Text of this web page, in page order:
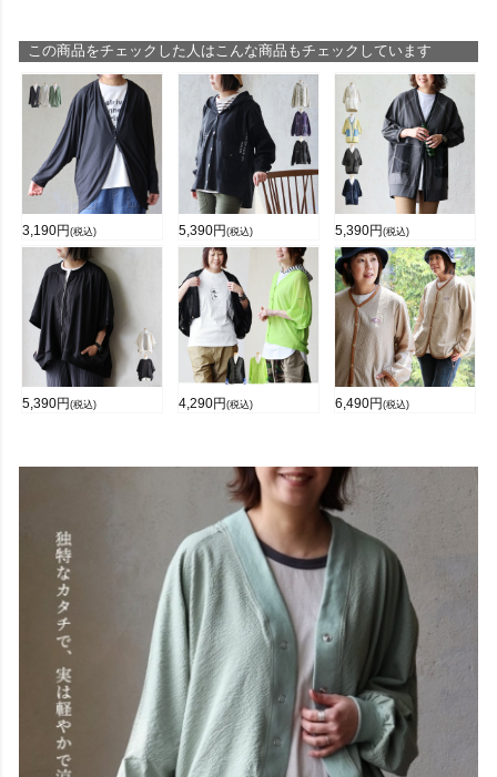
この商品をチェックした人はこんな商品もチェックしています
3,190円 (税込) 5,390円 (税込) 5,390円 (税込)
5,390円 (税込) 4,290円 (税込) 6,490円 (税込)